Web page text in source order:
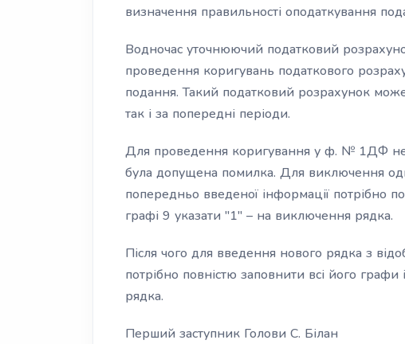
визначення правильності оподаткування
Водночас уточнюючий податковий
проведення коригувань податкового
подання. Такий податковий розрахунок
так і за попередні періоди.
Для проведення коригування у ф. № 1ДФ
була допущена помилка. Для виключення
попередньо введеної інформації потрібно
графі 9 указати "1" – на виключення рядка.
Після чого для введення нового рядка з
потрібно повністю заповнити всі його
рядка.
Перший заступник Голови С. Білан